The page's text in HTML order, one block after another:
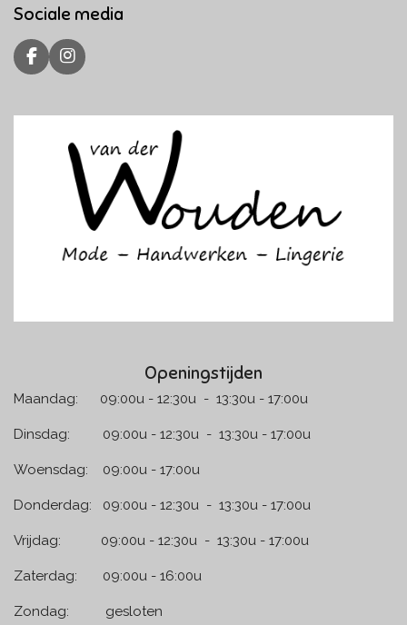
Sociale media
F
a
e
I
n
t
g
r
a
m
Openingstijden
Maandag: 09:00u - 12:30u - 13:30u - 17:00u
Dinsdag: 09:00u - 12:30u - 13:30u - 17:00u
Woensdag: 09:00u - 17:00u
Donderdag: 09:00u - 12:30u - 13:30u - 17:00u
Vrijdag: 09:00u - 12:30u - 13:30u - 17:00u
Zaterdag: 09:00u - 16:00u
Zondag: gesloten